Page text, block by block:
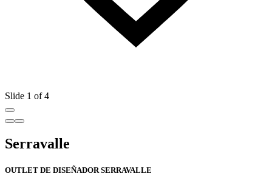
Slide 1 of 4
Serravalle
OUTLET DE DISEÑADOR SERRAVALLE